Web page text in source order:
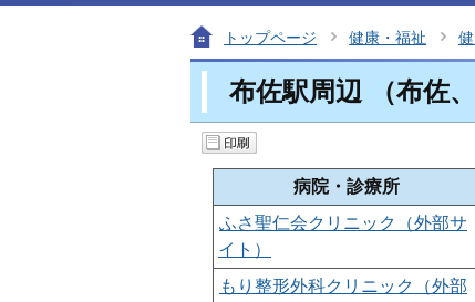
トップページ 健康・福祉
布佐駅周辺 （布佐
病院・診療所
ふさ聖仁会クリニック（外部サ
イト）
もり整形外科クリニック（外部